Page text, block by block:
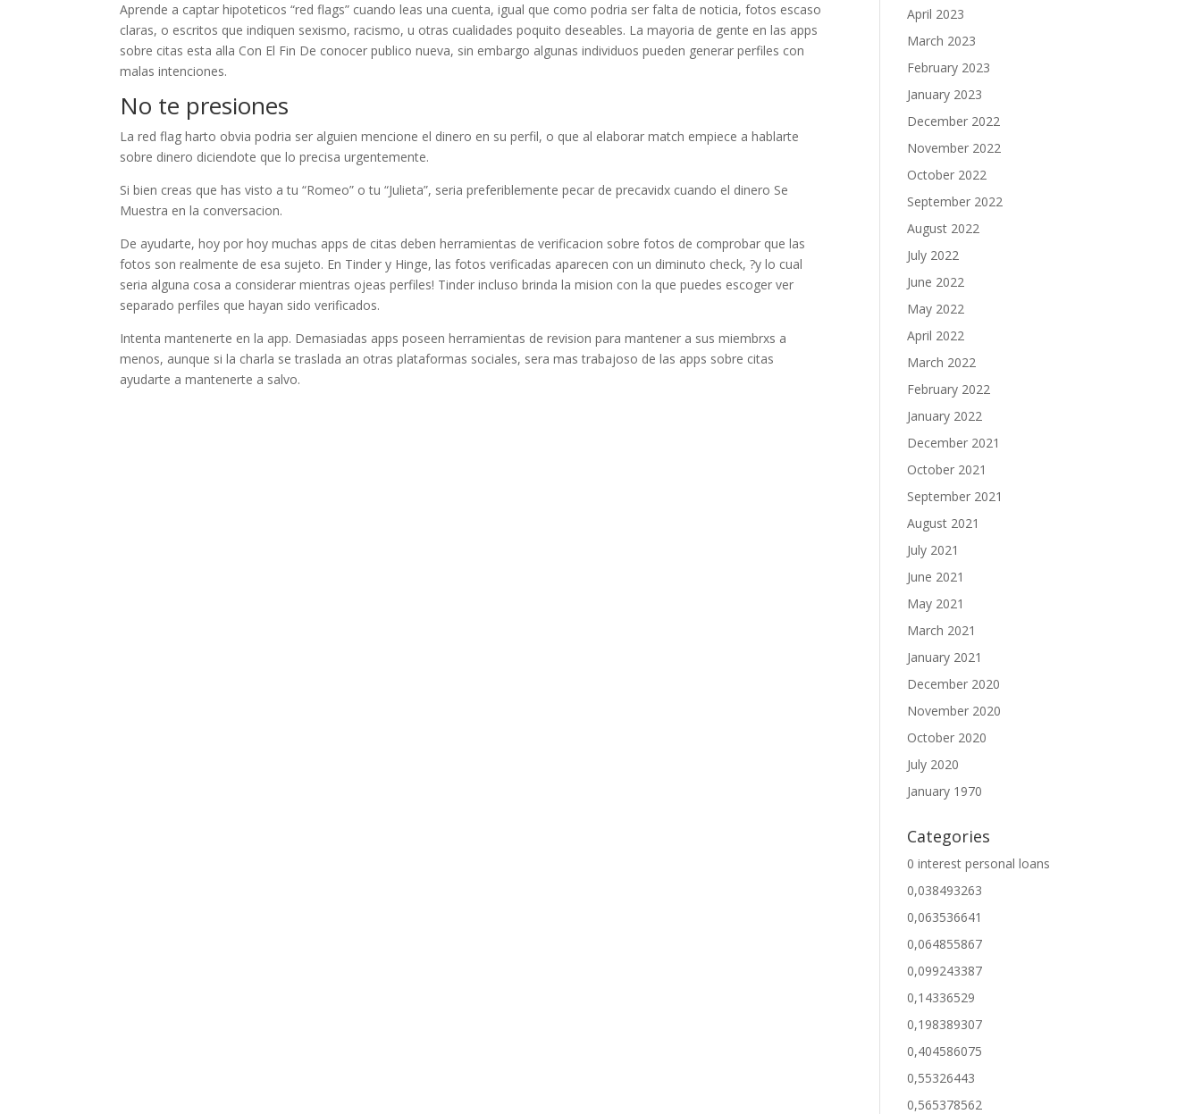
Aprende a captar hipoteticos “red flags” cuando leas una cuenta, igual que como podri­a ser falta de noticia, fotos escaso
claras, o escritos que indiquen sexismo, racismo, u otras cualidades poquito deseables. La mayoria de gente en las apps
sobre citas esta alla Con El Fin De conocer publico nueva, sin embargo algunas individuos pueden generar perfiles con
malas intenciones.
No te presiones
La red flag harto obvia podri­a ser alguien mencione el dinero en su perfil, o que al elaborar match empiece a hablarte
sobre dinero diciendote que lo precisa urgentemente.
Si bien creas que has visto a tu “Romeo” o tu “Julieta”, seri­a preferiblemente pecar de precavidx cuando el dinero Se
Muestra en la conversacion.
De ayudarte, hoy por hoy muchas apps de citas deben herramientas de verificacion sobre fotos de comprobar que las
fotos son realmente de esa sujeto. En Tinder y Hinge, las fotos verificadas aparecen con un diminuto check, ?y lo cual
seri­a alguna cosa a considerar mientras ojeas perfiles! Tinder incluso brinda la mision con la que puedes escoger ver
separado perfiles que hayan sido verificados.
Intenta mantenerte en la app. Demasiadas apps poseen herramientas de revision para mantener a sus miembrxs a
menos, aunque si la charla se traslada an otras plataformas sociales, sera mas trabajoso de las apps sobre citas
ayudarte a mantenerte a salvo.
April 2023
March 2023
February 2023
January 2023
December 2022
November 2022
October 2022
September 2022
August 2022
July 2022
June 2022
May 2022
April 2022
March 2022
February 2022
January 2022
December 2021
October 2021
September 2021
August 2021
July 2021
June 2021
May 2021
March 2021
January 2021
December 2020
November 2020
October 2020
July 2020
January 1970
Categories
0 interest personal loans
0,038493263
0,063536641
0,064855867
0,099243387
0,14336529
0,198389307
0,404586075
0,55326443
0,565378562